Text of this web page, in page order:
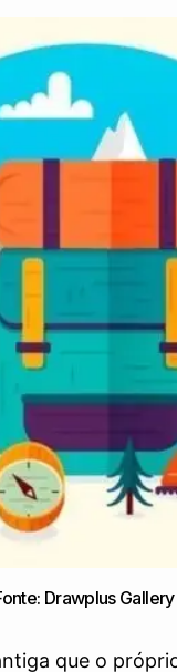
Drawplus Gallery
que o